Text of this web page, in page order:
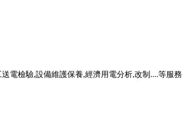
電檢驗,設備維護保養,經濟用電分析,改制....等服務